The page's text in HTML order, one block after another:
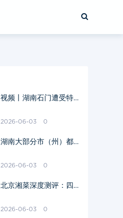
视频丨湖南石门遭受特大
中
2026-06-03 0
湖南大部分市（州）都有
2026-06-03 0
北京湘菜深度测评：四家
的这家最懂湖南味
2026-06-03 0